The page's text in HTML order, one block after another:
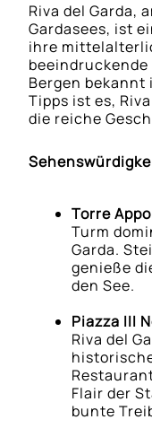
Riva del Garda,
Gardasees, ist
ihre
beeindruckende
Bergen bekannt
Tipps ist es,
die reiche
Torre
Turm
Garda.
genieße
den See.
Piazza III
Riva del
Flair der
bunte